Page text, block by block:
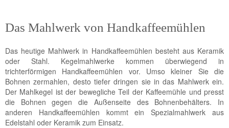
Das Mahlwerk von Handkaffeemühlen
Das heutige Mahlwerk in Handkaffeemühlen besteht aus Keramik
oder Stahl. Kegelmahlwerke kommen überwiegend in
trichterförmigen Handkaffeemühlen vor. Umso kleiner Sie die
Bohnen zermahlen, desto tiefer dringen sie in das Mahlwerk ein.
Der Mahlkegel ist der bewegliche Teil der Kaffeemühle und presst
die Bohnen gegen die Außenseite des Bohnenbehälters. In
anderen Handkaffeemühlen kommt ein Spezialmahlwerk aus
Edelstahl oder Keramik zum Einsatz.